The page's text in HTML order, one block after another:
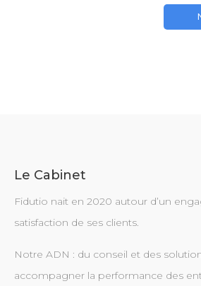
Le Cabinet
Fidutio nait en 2020 autour d’un
satisfaction de ses clients.
Notre ADN : du conseil et des
accompagner la performance des